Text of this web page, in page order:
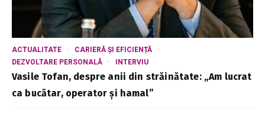
ACTUALITATE
CARIERĂ ȘI EFICIENȚĂ
DEZVOLTARE PERSONALĂ
INTERVIU
Vasile Tofan, despre anii din străinătate: „Am lucrat
ca bucătar, operator și hamal”